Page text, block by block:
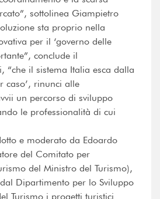
sottolinea Giampietro
sta proprio nella
per il ‘governo delle
conclude il
“che il sistema Italia esca dalla
caso’, rinunci alle
un percorso di sviluppo
le professionalità di cui
e moderato da Edoardo
del Comitato per
del Ministro del Turismo),
Dipartimento per lo Sviluppo
Turismo i progetti turistici